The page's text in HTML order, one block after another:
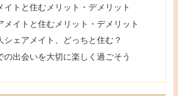
イトと住むメリット・デメリット
メイトと住むメリット・デメリット
シェアメイト、どっちと住む？
の出会いを大切に楽しく過ごそう